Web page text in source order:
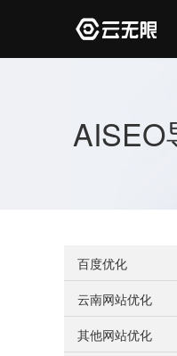
AISEO
百度优化
云南网站优化
其他网站优化